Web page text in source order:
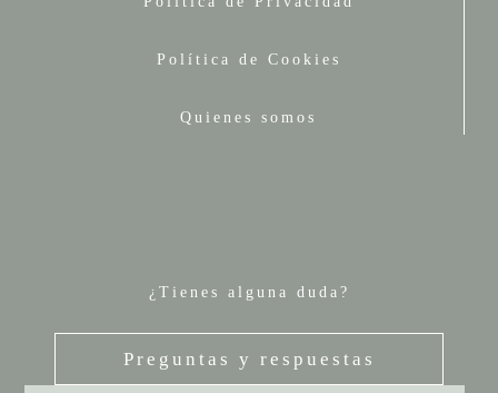
Política de Cookies
Quienes somos
¿Tienes alguna duda?
Preguntas y respuestas